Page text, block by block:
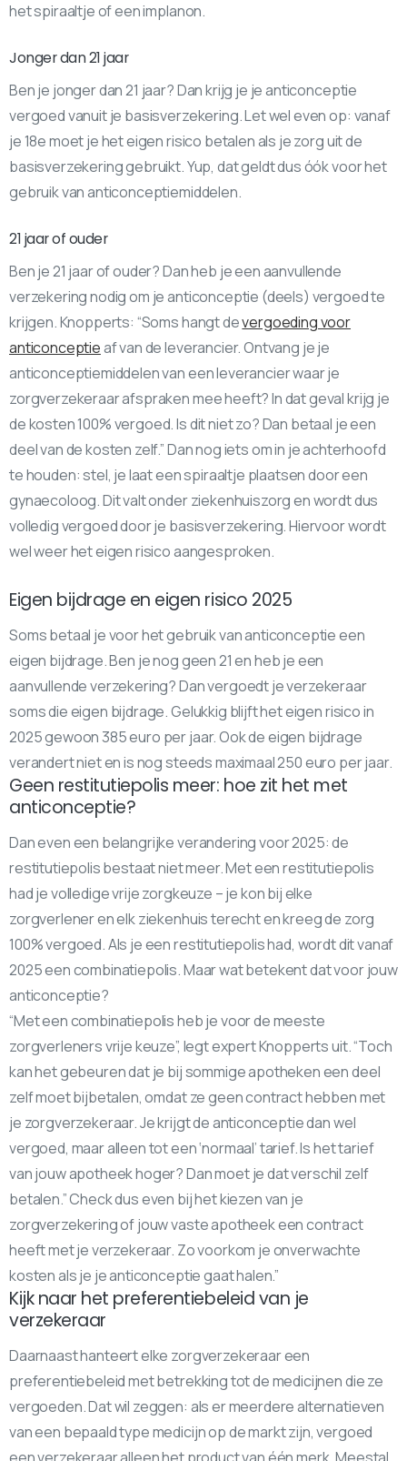
het spiraaltje of een implanon.
Jonger dan 21 jaar
Ben je jonger dan 21 jaar? Dan krijg je je anticonceptie
vergoed vanuit je basisverzekering. Let wel even op: vanaf
je 18e moet je het eigen risico betalen als je zorg uit de
basisverzekering gebruikt. Yup, dat geldt dus óók voor het
gebruik van anticonceptiemiddelen.
21 jaar of ouder
Ben je 21 jaar of ouder? Dan heb je een aanvullende
verzekering nodig om je anticonceptie (deels) vergoed te
krijgen. Knopperts: “Soms hangt devergoeding voor
anticonceptieaf van de leverancier. Ontvang je je
anticonceptiemiddelen van een leverancier waar je
zorgverzekeraar afspraken mee heeft? In dat geval krijg je
de kosten 100% vergoed. Is dit niet zo? Dan betaal je een
deel van de kosten zelf.” Dan nog iets om in je achterhoofd
te houden: stel, je laat een spiraaltje plaatsen door een
gynaecoloog. Dit valt onder ziekenhuiszorg en wordt dus
volledig vergoed door je basisverzekering. Hiervoor wordt
wel weer het eigen risico aangesproken.
Eigen bijdrage en eigen risico 2025
Soms betaal je voor het gebruik van anticonceptie een
eigen bijdrage. Ben je nog geen 21 en heb je een
aanvullende verzekering? Dan vergoedt je verzekeraar
soms die eigen bijdrage. Gelukkig blijft het eigen risico in
2025 gewoon 385 euro per jaar. Ook de eigen bijdrage
verandert niet en is nog steeds maximaal 250 euro per jaar.
Geen restitutiepolis meer: hoe zit het met
anticonceptie?
Dan even een belangrijke verandering voor 2025: de
restitutiepolis bestaat niet meer. Met een restitutiepolis
had je volledige vrije zorgkeuze – je kon bij elke
zorgverlener en elk ziekenhuis terecht en kreeg de zorg
100% vergoed. Als je een restitutiepolis had, wordt dit vanaf
2025 een combinatiepolis. Maar wat betekent dat voor jouw
anticonceptie?
“Met een combinatiepolis heb je voor de meeste
zorgverleners vrije keuze”, legt expert Knopperts uit. “Toch
kan het gebeuren dat je bij sommige apotheken een deel
zelf moet bijbetalen, omdat ze geen contract hebben met
je zorgverzekeraar. Je krijgt de anticonceptie dan wel
vergoed, maar alleen tot een ‘normaal’ tarief. Is het tarief
van jouw apotheek hoger? Dan moet je dat verschil zelf
betalen.” Check dus even bij het kiezen van je
zorgverzekering of jouw vaste apotheek een contract
heeft met je verzekeraar. Zo voorkom je onverwachte
kosten als je je anticonceptie gaat halen.”
Kijk naar het preferentiebeleid van je
verzekeraar
Daarnaast hanteert elke zorgverzekeraar een
preferentiebeleid met betrekking tot de medicijnen die ze
vergoeden. Dat wil zeggen: als er meerdere alternatieven
van een bepaald type medicijn op de markt zijn, vergoed